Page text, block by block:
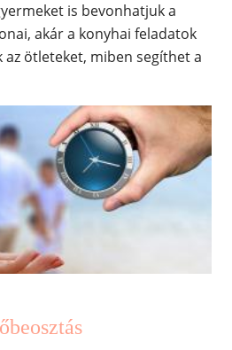
is bevonhatjuk a
akár a konyhai feladatok
az ötleteket, miben segíthet a